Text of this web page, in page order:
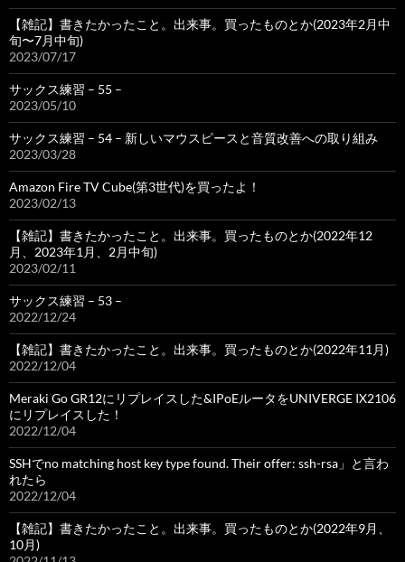
【雑記】書きたかったこと。出来事。買ったものとか(2023年2月中
旬〜7月中旬)
2023/07/17
サックス練習 – 55 –
2023/05/10
サックス練習 – 54 – 新しいマウスピースと音質改善への取り組み
2023/03/28
Amazon Fire TV Cube(第3世代)を買ったよ！
2023/02/13
【雑記】書きたかったこと。出来事。買ったものとか(2022年12
月、2023年1月、2月中旬)
2023/02/11
サックス練習 – 53 –
2022/12/24
【雑記】書きたかったこと。出来事。買ったものとか(2022年11月)
2022/12/04
Meraki Go GR12にリプレイスした&IPoEルータをUNIVERGE IX2106
にリプレイスした！
2022/12/04
SSHでno matching host key type found. Their offer: ssh-rsa」と言わ
れたら
2022/12/04
【雑記】書きたかったこと。出来事。買ったものとか(2022年9月、
10月)